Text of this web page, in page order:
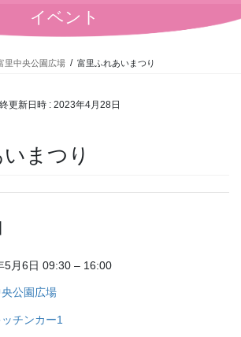
イベント
里中央公園広場 富里ふれあいまつり
更新日時 : 2023年4月28日
まつり
5月6日 09:30 – 16:00
公園広場
チンカー1